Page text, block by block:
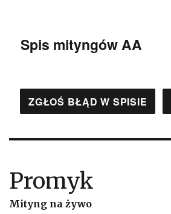
Spis mityngów AA
ZGŁOŚ BŁĄD W SPISIE
Promyk
Mityng na żywo